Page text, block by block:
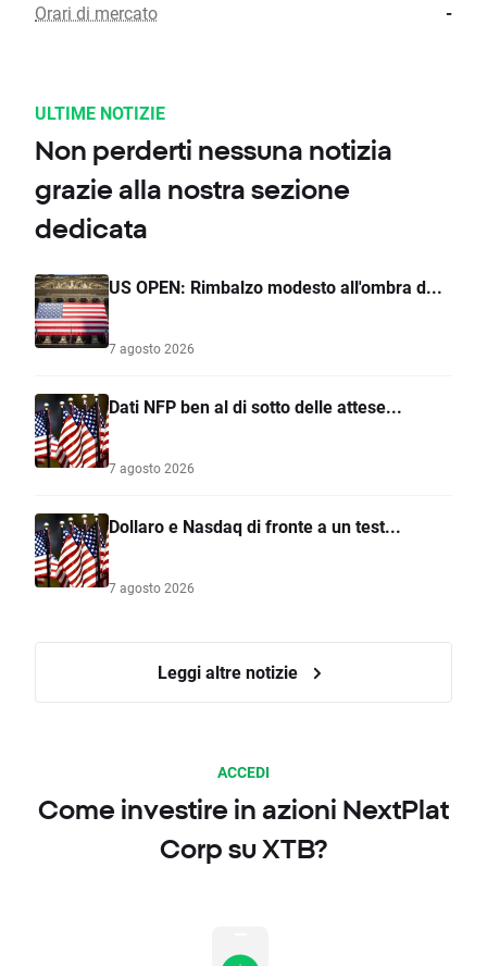
Orari di mercato -
ULTIME NOTIZIE
Non perderti nessuna notizia
grazie alla nostra sezione
dedicata
US OPEN: Rimbalzo modesto all'ombra d...
7 agosto 2026
Dati NFP ben al di sotto delle attese...
7 agosto 2026
Dollaro e Nasdaq di fronte a un test...
7 agosto 2026
Leggi altre notizie
ACCEDI
Come investire in azioni NextPlat
Corp su XTB?